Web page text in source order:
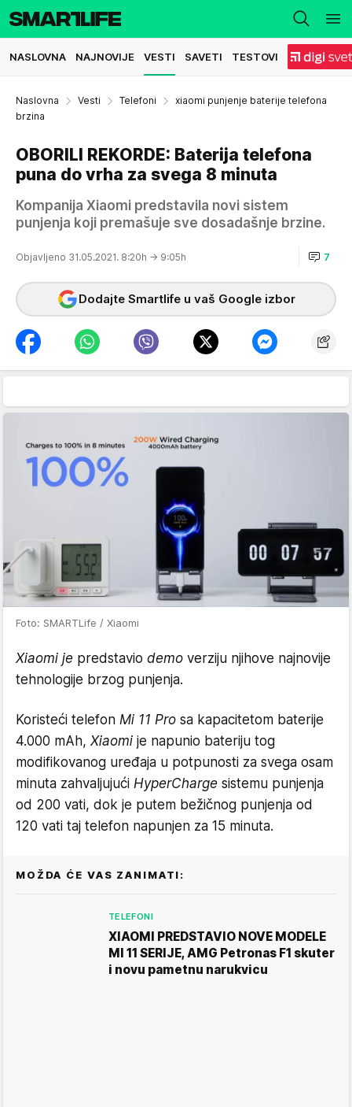
NASLOVNA NAJNOVIJE VESTI SAVETI TESTOVI
Naslovna Vesti Telefoni
xiaomi punjenje baterije telefona
brzina
OBORILI REKORDE: Baterija telefona
puna do vrha za svega 8 minuta
Kompanija Xiaomi predstavila novi sistem
punjenja koji premašuje sve dosadašnje brzine.
Objavljeno 31.05.2021. 8:20h → 9:05h 7
Dodajte Smartlife u vaš Google izbor
Foto: SMARTLife / Xiaomi
Xiaomi je predstavio demo verziju njihove najnovije
tehnologije brzog punjenja.
Koristeći telefon Mi 11 Pro sa kapacitetom baterije
4.000 mAh, Xiaomi je napunio bateriju tog
modifikovanog uređaja u potpunosti za svega osam
minuta zahvaljujući HyperCharge sistemu punjenja
od 200 vati, dok je putem bežičnog punjenja od
120 vati taj telefon napunjen za 15 minuta.
MOŽDA ĆE VAS ZANIMATI:
TELEFONI
XIAOMI PREDSTAVIO NOVE MODELE
MI 11 SERIJE, AMG Petronas F1 skuter
i novu pametnu narukvicu